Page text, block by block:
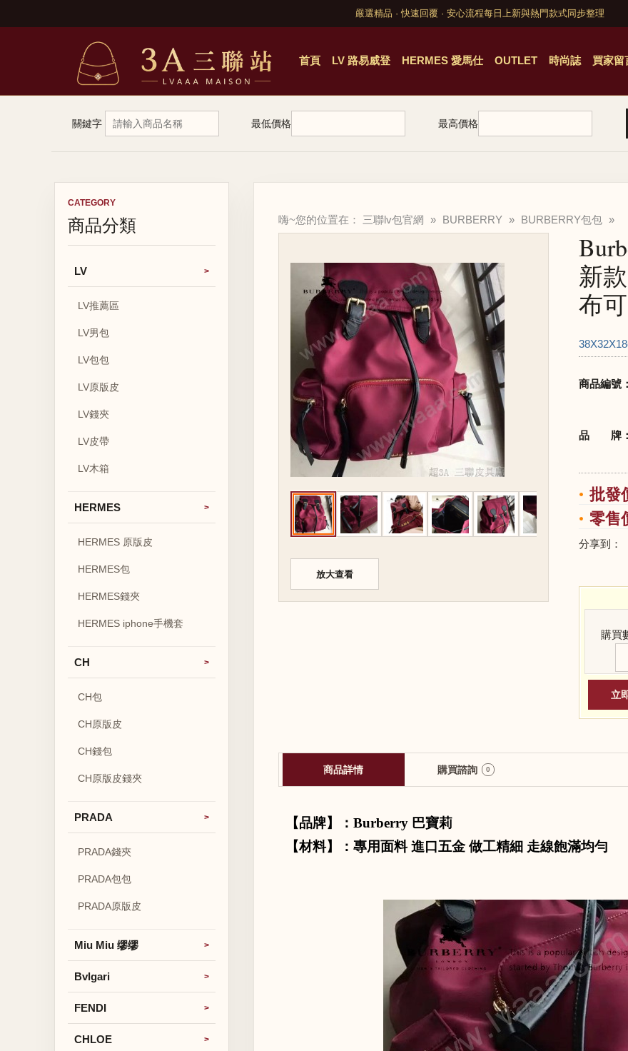
嚴選精品 · 快速回覆 · 安心流程每日上新與熱門款式同步整理
首頁 LV 路易威登 HERMES 愛馬仕 OUTLET 時尚誌 買家留
關鍵字 最低價格 最高價格
CATEGORY
商品分類
LV
LV推薦區
LV男包
LV包包
LV原版皮
LV錢夾
LV皮帶
LV木箱
HERMES
HERMES 原版皮
HERMES包
HERMES錢夾
HERMES iphone手機套
CH
CH包
CH原版皮
CH錢包
CH原版皮錢夾
PRADA
PRADA錢夾
PRADA包包
PRADA原版皮
Miu Miu 缪缪
Bvlgari
FENDI
CHLOE
嗨~您的位置在： 三聯lv包官網 » BURBERRY » BURBERRY包包 »
放大查看
新
布
商品編號：
品 牌：
批發
零售
分享到：
購買
商品詳情 購買諮詢 0
【品牌】： Burberry 巴寶莉
【材料】：專用面料 進口五金 做工精細 走線飽滿均勻